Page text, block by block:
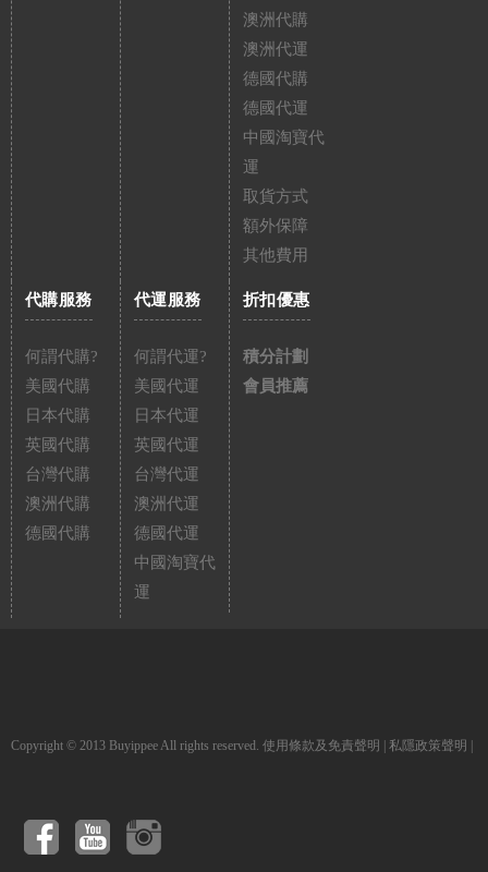
澳洲代購
澳洲代運
德國代購
德國代運
中國淘寶代
運
取貨方式
額外保障
其他費用
代購服務
何謂代購?
美國代購
日本代購
英國代購
台灣代購
澳洲代購
德國代購
代運服務
何謂代運?
美國代運
日本代運
英國代運
台灣代運
澳洲代運
德國代運
中國淘寶代
運
折扣優惠
積分計劃
會員推薦
Copyright © 2013 Buyippee All rights reserved. 使用條款及免責聲明 私隱政策聲明